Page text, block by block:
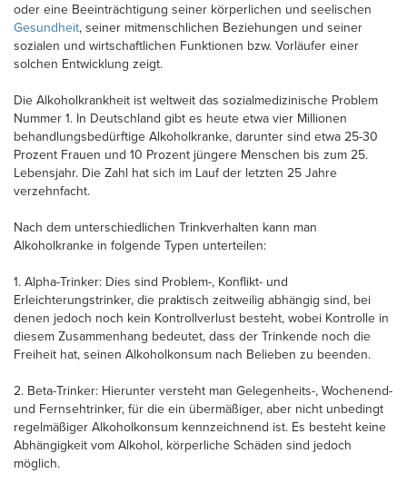
oder eine Beeinträchtigung seiner körperlichen und seelischen
Gesundheit, seiner mitmenschlichen Beziehungen und seiner
sozialen und wirtschaftlichen Funktionen bzw. Vorläufer einer
solchen Entwicklung zeigt.
Die Alkoholkrankheit ist weltweit das sozialmedizinische Problem
Nummer 1. In Deutschland gibt es heute etwa vier Millionen
behandlungsbedürftige Alkoholkranke, darunter sind etwa 25-30
Prozent Frauen und 10 Prozent jüngere Menschen bis zum 25.
Lebensjahr. Die Zahl hat sich im Lauf der letzten 25 Jahre
verzehnfacht.
Nach dem unterschiedlichen Trinkverhalten kann man
Alkoholkranke in folgende Typen unterteilen:
1. Alpha-Trinker: Dies sind Problem-, Konflikt- und
Erleichterungstrinker, die praktisch zeitweilig abhängig sind, bei
denen jedoch noch kein Kontrollverlust besteht, wobei Kontrolle in
diesem Zusammenhang bedeutet, dass der Trinkende noch die
Freiheit hat, seinen Alkoholkonsum nach Belieben zu beenden.
2. Beta-Trinker: Hierunter versteht man Gelegenheits-, Wochenend-
und Fernsehtrinker, für die ein übermäßiger, aber nicht unbedingt
regelmäßiger Alkoholkonsum kennzeichnend ist. Es besteht keine
Abhängigkeit vom Alkohol, körperliche Schäden sind jedoch
möglich.